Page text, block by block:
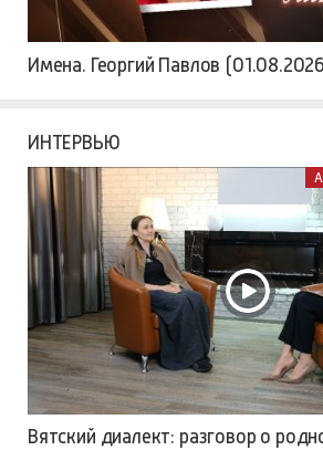
Имена. Георгий Павлов
ИНТЕРВЬЮ
Вятский диалект: разговор о